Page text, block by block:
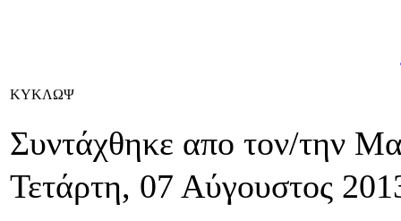
ΚΥΚΛΩΨ
Συντάχθηκε απο τον/την
Τετάρτη, 07 Αύγουστος